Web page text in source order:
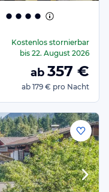
Kostenlos stornierbar
bis 22. August 2026
ab 357 €
ab 179 € pro Nacht